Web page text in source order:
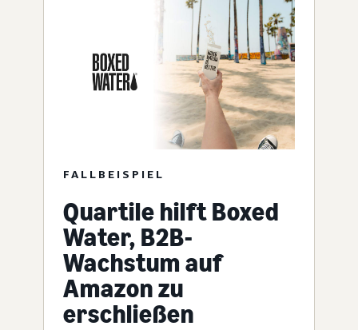
FALLBEISPIEL
Quartile hilft Boxed
Water, B2B-
Wachstum auf
Amazon zu
erschließen